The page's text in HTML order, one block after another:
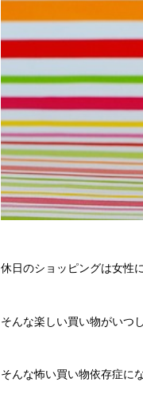
休日のショッピングは女性
そんな楽しい買い物がいつ
そんな怖い買い物依存症に